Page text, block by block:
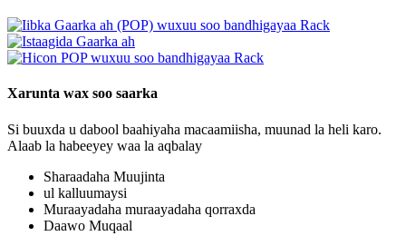
Xarunta wax soo saarka
Si buuxda u dabool baahiyaha macaamiisha, muunad la heli karo.
Alaab la habeeyey waa la aqbalay
Sharaadaha Muujinta
ul kalluumaysi
Muraayadaha muraayadaha qorraxda
Daawo Muqaal